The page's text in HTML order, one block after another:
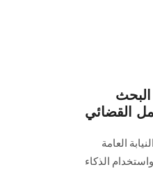
القضائي
العامة
الذكاء